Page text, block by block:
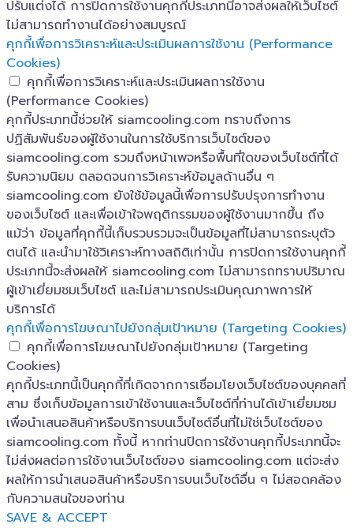
ปรับแต่งได้ การปิดการใช้งานคุกกี้ประเภทนี้อาจส่งผลให้เว็บไซต์
ไม่สามารถทำงานได้อย่างสมบูรณ์
คุกกี้เพื่อการวิเคราะห์และประเมินผลการใช้งาน (Performance
Cookies)
คุกกี้เพื่อการวิเคราะห์และประเมินผลการใช้งาน
(Performance Cookies)
คุกกี้ประเภทนี้ช่วยให้ siamcooling.com ทราบถึงการ
ปฏิสัมพันธ์ของผู้ใช้งานในการใช้บริการเว็บไซต์ของ
siamcooling.com รวมถึงหน้าเพจหรือพื้นที่ใดของเว็บไซต์ที่ได้
รับความนิยม ตลอดจนการวิเคราะห์ข้อมูลด้านอื่น ๆ
siamcooling.com ยังใช้ข้อมูลนี้เพื่อการปรับปรุงการทำงาน
ของเว็บไซต์ และเพื่อเข้าใจพฤติกรรมของผู้ใช้งานมากขึ้น ถึง
แม้ว่า ข้อมูลที่คุกกี้นี้เก็บรวบรวมจะเป็นข้อมูลที่ไม่สามารถระบุตัว
ตนได้ และนำมาใช้วิเคราะห์ทางสถิติเท่านั้น การปิดการใช้งานคุกกี้
ประเภทนี้จะส่งผลให้ siamcooling.com ไม่สามารถทราบปริมาณ
ผู้เข้าเยี่ยมชมเว็บไซต์ และไม่สามารถประเมินคุณภาพการให้
บริการได้
คุกกี้เพื่อการโฆษณาไปยังกลุ่มเป้าหมาย (Targeting Cookies)
คุกกี้เพื่อการโฆษณาไปยังกลุ่มเป้าหมาย (Targeting
Cookies)
คุกกี้ประเภทนี้เป็นคุกกี้ที่เกิดจากการเชื่อมโยงเว็บไซต์ของบุคคลที่
สาม ซึ่งเก็บข้อมูลการเข้าใช้งานและเว็บไซต์ที่ท่านได้เข้าเยี่ยมชม
เพื่อนำเสนอสินค้าหรือบริการบนเว็บไซต์อื่นที่ไม่ใช่เว็บไซต์ของ
siamcooling.com ทั้งนี้ หากท่านปิดการใช้งานคุกกี้ประเภทนี้จะ
ไม่ส่งผลต่อการใช้งานเว็บไซต์ของ siamcooling.com แต่จะส่ง
ผลให้การนำเสนอสินค้าหรือบริการบนเว็บไซต์อื่น ๆ ไม่สอดคล้อง
กับความสนใจของท่าน
SAVE & ACCEPT